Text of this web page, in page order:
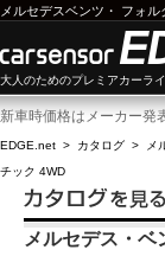
メルセデスベンツ ・ フォル
大人のためのプレミアカーラ
新車時価格はメーカー発
EDGE.net > カタログ > メ
チック 4WD
メルセデス・